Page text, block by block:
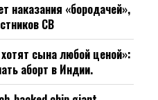
наказания «бородачей»,
СВ
сына любой ценой»:
аборт в Индии.